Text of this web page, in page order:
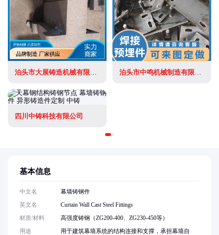
四川中铸科技有限公司
基本信息
中文名
幕墙铸钢件
英文名
Curtain Wall Cast Steel Fittings
材质/材料
高强度铸钢（ZG200-400、ZG230-450等）
用途
用于建筑幕墙系统的结构连接和支撑，承担幕墙自